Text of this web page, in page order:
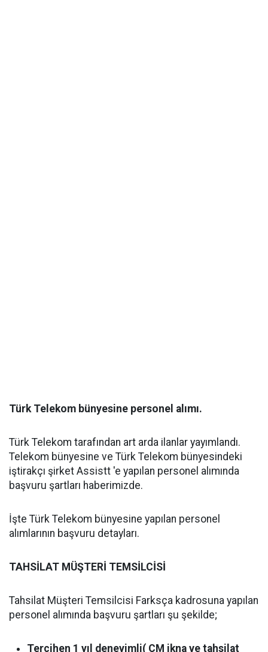
Türk Telekom bünyesine personel alımı.
Türk Telekom tarafından art arda ilanlar yayımlandı.
Telekom bünyesine ve Türk Telekom bünyesindeki
iştirakçı şirket Assistt 'e yapılan personel alımında
başvuru şartları haberimizde.
İşte Türk Telekom bünyesine yapılan personel
alımlarının başvuru detayları.
TAHSİLAT MÜŞTERİ TEMSİLCİSİ
Tahsilat Müşteri Temsilcisi Farksça kadrosuna yapılan
personel alımında başvuru şartları şu şekilde;
Tercihen 1 yıl deneyimli( ÇM ikna ve tahsilat